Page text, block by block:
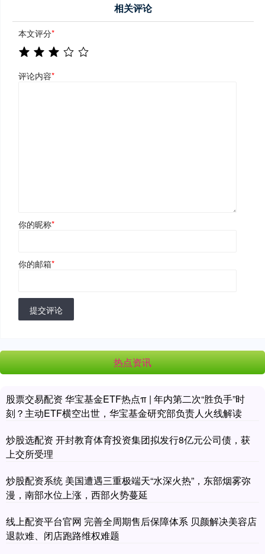
相关评论
本文评分*
评论内容*
你的昵称*
你的邮箱*
提交评论
热点资讯
股票交易配资 华宝基金ETF热点π | 年内第二次“胜负手”时
刻？主动ETF横空出世，华宝基金研究部负责人火线解读
炒股选配资 开封教育体育投资集团拟发行8亿元公司债，获
上交所受理
炒股配资系统 美国遭遇三重极端天“水深火热”，东部烟雾弥
漫，南部水位上涨，西部火势蔓延
线上配资平台官网 完善全周期售后保障体系 贝颜解决美容店
退款难、闭店跑路维权难题